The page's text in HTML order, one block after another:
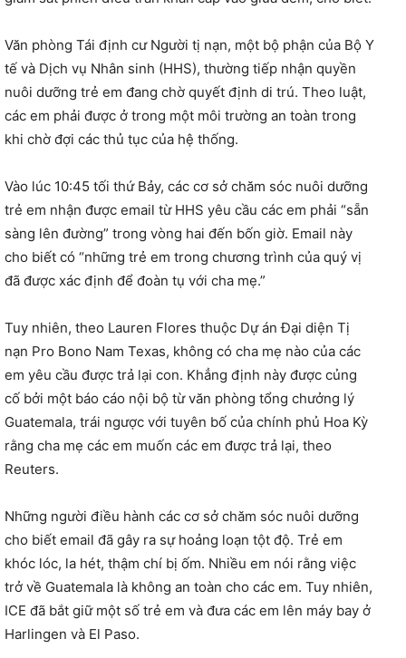
Văn phòng Tái định cư Người tị nạn, một bộ phận của Bộ Y
tế và Dịch vụ Nhân sinh (HHS), thường tiếp nhận quyền
nuôi dưỡng trẻ em đang chờ quyết định di trú. Theo luật,
các em phải được ở trong một môi trường an toàn trong
khi chờ đợi các thủ tục của hệ thống.
Vào lúc 10:45 tối thứ Bảy, các cơ sở chăm sóc nuôi dưỡng
trẻ em nhận được email từ HHS yêu cầu các em phải “sẵn
sàng lên đường” trong vòng hai đến bốn giờ. Email này
cho biết có “những trẻ em trong chương trình của quý vị
đã được xác định để đoàn tụ với cha mẹ.”
Tuy nhiên, theo Lauren Flores thuộc Dự án Đại diện Tị
nạn Pro Bono Nam Texas, không có cha mẹ nào của các
em yêu cầu được trả lại con. Khẳng định này được củng
cố bởi một báo cáo nội bộ từ văn phòng tổng chưởng lý
Guatemala, trái ngược với tuyên bố của chính phủ Hoa Kỳ
rằng cha mẹ các em muốn các em được trả lại, theo
Reuters.
Những người điều hành các cơ sở chăm sóc nuôi dưỡng
cho biết email đã gây ra sự hoảng loạn tột độ. Trẻ em
khóc lóc, la hét, thậm chí bị ốm. Nhiều em nói rằng việc
trở về Guatemala là không an toàn cho các em. Tuy nhiên,
ICE đã bắt giữ một số trẻ em và đưa các em lên máy bay ở
Harlingen và El Paso.